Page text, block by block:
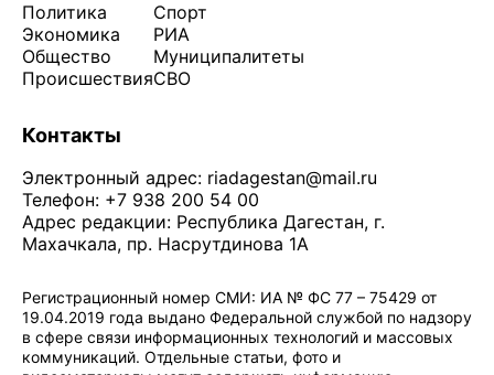
Политика
Экономика
Общество
Происшествия
Спорт
РИА
Муниципалитеты
СВО
Контакты
Электронный адрес: riadagestan@mail.ru
Телефон: +7 938 200 54 00
Адрес редакции: Республика Дагестан, г.
Махачкала, пр. Насрутдинова 1А
Регистрационный номер СМИ: ИА № ФС 77 – 75429 от
19.04.2019 года выдано Федеральной службой по надзору
в сфере связи информационных технологий и массовых
коммуникаций. Отдельные статьи, фото и